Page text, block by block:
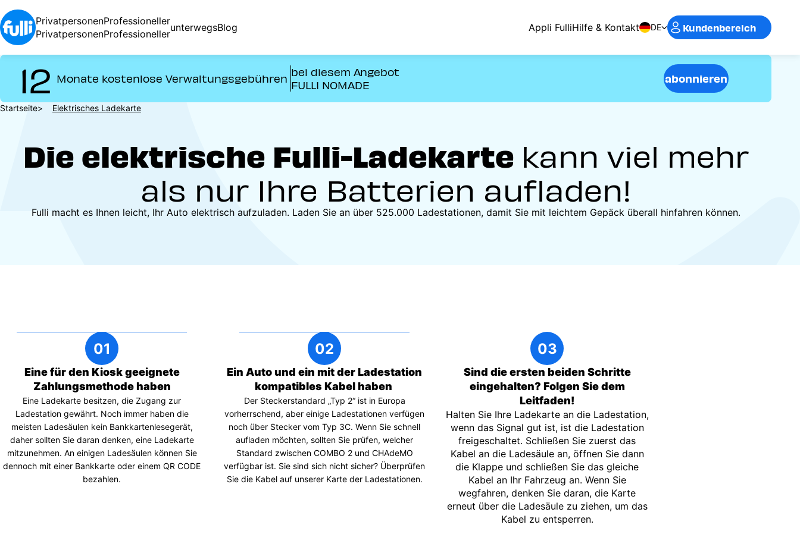
Direkt
zum
Inhalt
Privatpersonen
Privatpersonen
Professioneller
Professioneller
unterwegsBlog Appli FulliHilfe & Kontakt DE Kundenbereich
12 Monate kostenlose Verwaltungsgebühren
bei diesem Angebot
FULLI NOMADE
abonnieren
Pfadnavigation
Startseite Elektrisches Ladekarte
Die elektrische Fulli-Ladekarte kann viel mehr
als nur Ihre Batterien aufladen!
Fulli macht es Ihnen leicht, Ihr Auto elektrisch aufzuladen. Laden Sie an über 525.000 Ladestationen, damit Sie mit leichtem Gepäck überall hinfahren können.
Eine für den Kiosk geeignete
Zahlungsmethode haben
Eine Ladekarte besitzen, die Zugang zur
Ladestation gewährt. Noch immer haben die
meisten Ladesäulen kein Bankkartenlesegerät,
daher sollten Sie daran denken, eine Ladekarte
mitzunehmen. An einigen Ladesäulen können Sie
dennoch mit einer Bankkarte oder einem QR CODE
bezahlen.
Ein Auto und ein mit der Ladestation
kompatibles Kabel haben
Der Steckerstandard „Typ 2“ ist in Europa
vorherrschend, aber einige Ladestationen verfügen
noch über Stecker vom Typ 3C. Wenn Sie schnell
aufladen möchten, sollten Sie prüfen, welcher
Standard zwischen COMBO 2 und CHAdeMO
verfügbar ist. Sie sind sich nicht sicher? Überprüfen
Sie die Kabel auf unserer Karte der Ladestationen.
Sind die ersten beiden Schritte
eingehalten? Folgen Sie dem
Leitfaden!
Halten Sie Ihre Ladekarte an die Ladestation,
wenn das Signal gut ist, ist die Ladestation
freigeschaltet. Schließen Sie zuerst das
Kabel an die Ladesäule an, öffnen Sie dann
die Klappe und schließen Sie das gleiche
Kabel an Ihr Fahrzeug an. Wenn Sie
wegfahren, denken Sie daran, die Karte
erneut über die Ladesäule zu ziehen, um das
Kabel zu entsperren.